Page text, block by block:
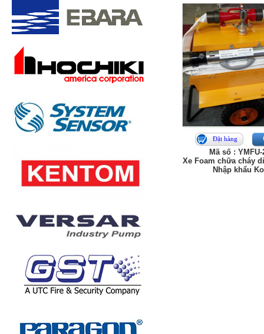
Đặt hàng
Mã số : YMFU-
Xe Foam chữa cháy
Nhập khẩu